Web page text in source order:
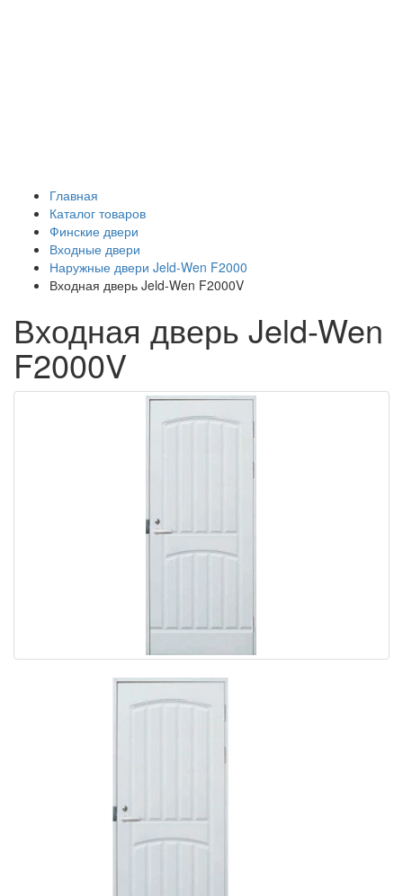
Главная
Каталог товаров
Финские двери
Входные двери
Наружные двери Jeld-Wen F2000
Входная дверь Jeld-Wen F2000V
Входная дверь Jeld-Wen
F2000V